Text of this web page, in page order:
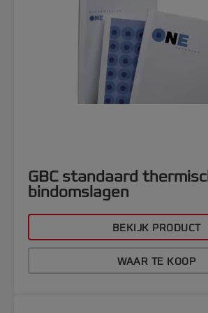
GBC standaard
bindomslagen
BEKIJK PRODUCT
WAAR TE KOOP